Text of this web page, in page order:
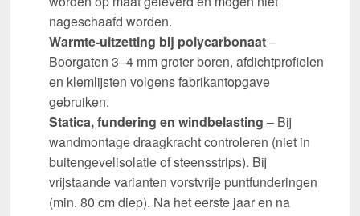
nageschaafd worden.
Warmte-uitzetting bij polycarbonaat–
Boorgaten 3–4 mm groter boren, afdichtprofielen
en klemlijsten volgens fabrikantopgave
gebruiken.
Statica, fundering en windbelasting – Bij
wandmontage draagkracht controleren (niet in
buitengevelisolatie of steensstrips). Bij
vrijstaande varianten vorstvrije puntfunderingen
(min. 80 cm diep). Na het eerste jaar en na